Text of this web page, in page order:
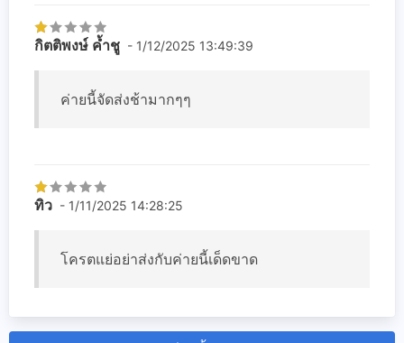
กิตติพงษ์ ค้ำชู - 1/12/2025 13:49:39
ค่ายนี้จัดส่งช้ามากๆๆ
ทิว - 1/11/2025 14:28:25
โครตแย่อย่าส่งกับค่ายนี้เด็ดขาด